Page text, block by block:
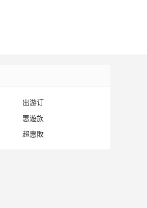
出游订
惠遊族
超惠敗